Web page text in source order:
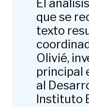
El
que se
texto
Olivié,
principal
al
Instituto